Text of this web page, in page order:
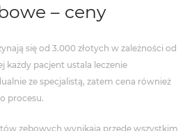
– ceny
się od 3.000 złotych w zależności od
każdy pacjent ustala leczenie
ze specjalistą, zatem cena również
procesu.
zębowych wynikają przede wszystkim